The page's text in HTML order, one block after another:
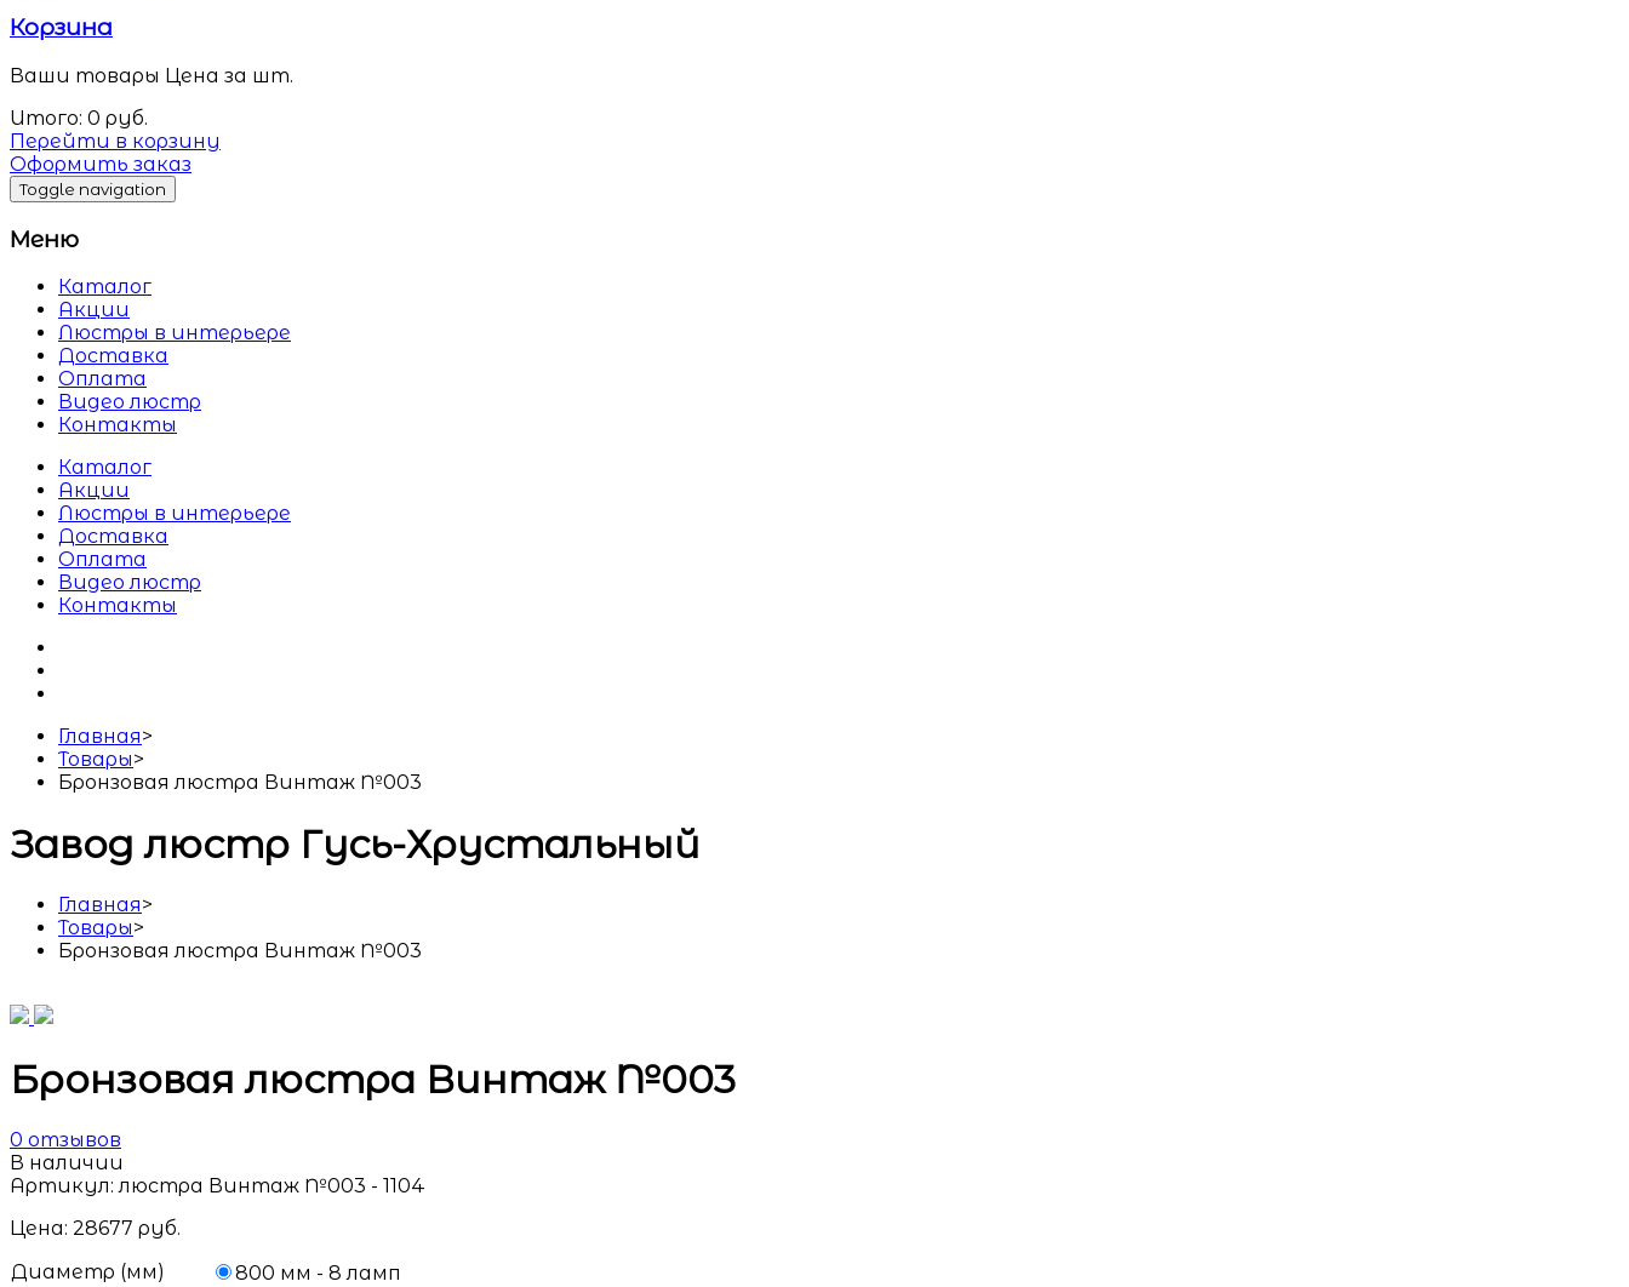
Корзина
Ваши товары Цена за шт.
Итого: 0 руб.
Перейти в корзину
Оформить заказ
Toggle navigation
Меню
Каталог
Акции
Люстры в интерьере
Доставка
Оплата
Видео люстр
Контакты
Каталог
Акции
Люстры в интерьере
Доставка
Оплата
Видео люстр
Контакты
Главная>
Товары>
Бронзовая люстра Винтаж №003
Завод люстр Гусь-Хрустальный
Главная>
Товары>
Бронзовая люстра Винтаж №003
Бронзовая люстра Винтаж №003
0 отзывов
В наличии
Артикул:люстра Винтаж №003 - 1104
Цена: 28677 руб.
Диаметр (мм)
800 мм - 8 ламп